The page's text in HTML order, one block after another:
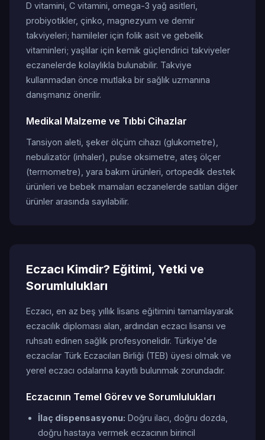
D vitamini, C vitamini, omega-3 yağ asitleri,
probiyotikler, çinko, magnezyum ve demir
takviyeleri; hamileler için folik asit ve gebelik
vitaminleri; yaşlılar için kemik güçlendirici takviyeler
eczanelerde kolaylıkla bulunabilir. Takviye
kullanmadan önce mutlaka bir sağlık uzmanına
danışmanız önerilir.
Medikal Malzeme ve Tıbbi Cihazlar
Tansiyon aleti, şeker ölçüm cihazı (glukometre),
nebulizatör (inhaler), pulse oksimetre, ateş ölçer
(termometre), yara bakım ürünleri, ortopedik destek
ürünleri ve bebek mamaları eczanelerde satılan diğer
ürünler arasında sayılabilir.
Eczacı Kimdir? Eğitimi, Yetki ve
Sorumlulukları
Eczacı, en az beş yıllık lisans eğitimini tamamlayarak
eczacılık diploması alan, ardından eczacı lisansı ve
ruhsatı edinen sağlık profesyonelidir. Türkiye'de
eczacılar Türk Eczacıları Birliği (TEB) üyesi olmak ve
yerel eczacı odalarına kayıtlı bulunmak zorundadır.
Eczacının Temel Görev ve Sorumlulukları
İlaç dispensasyonu: Doğru ilacı, doğru dozda,
doğru hastaya vermek eczacının birincil